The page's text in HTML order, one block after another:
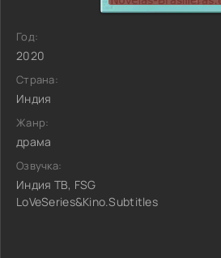
Год:
2020
Страна:
Индия
Жанр:
драма
Озвучка:
Индия ТВ, FSG
LoVeSeries&Kino.Subtitles